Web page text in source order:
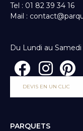
Tel : 01 82 39 34 16
Mail :
Du Lundi au
DEVIS EN UN CLIC
PARQUETS